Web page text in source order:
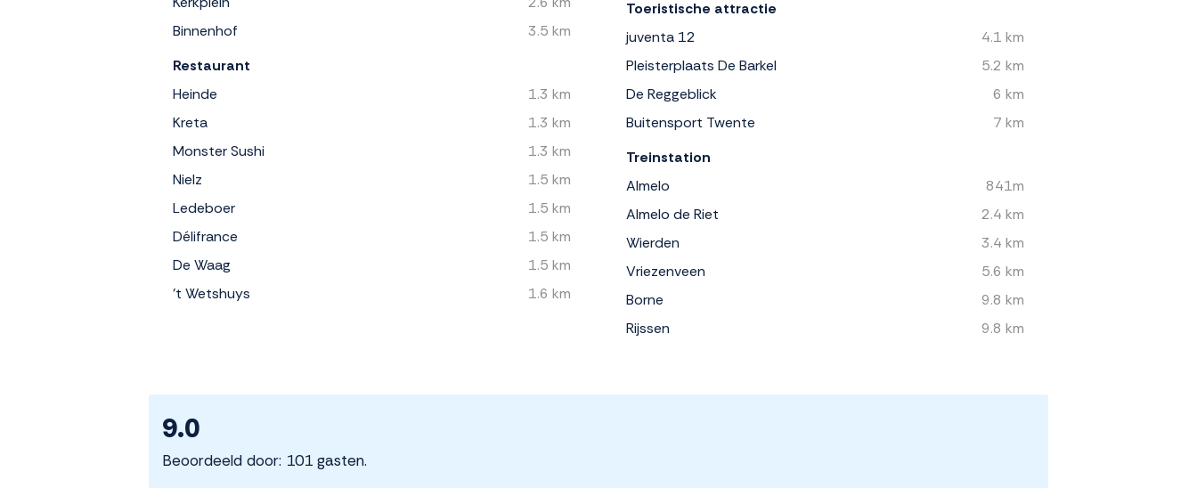
Binnenhof
3.5 km
Restaurant
Heinde
1.3 km
Kreta
1.3 km
Monster Sushi
1.3 km
Nielz
1.5 km
Ledeboer
1.5 km
Délifrance
1.5 km
De Waag
1.5 km
't Wetshuys
1.6 km
Toeristische attractie
juventa 12
4.1 km
Pleisterplaats De Barkel
5.2 km
De Reggeblick
6 km
Buitensport Twente
7 km
Treinstation
Almelo
841m
Almelo de Riet
2.4 km
Wierden
3.4 km
Vriezenveen
5.6 km
Borne
9.8 km
Rijssen
9.8 km
9.0
Beoordeeld door: 101 gasten.